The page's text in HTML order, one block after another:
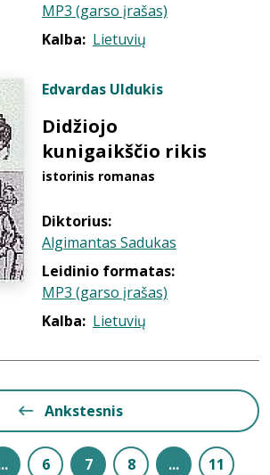
MP3 (garso įrašas)
Kalba: Lietuvių
Edvardas Uldukis
Didžiojo
kunigaikščio rikis
istorinis romanas
Diktorius:
Algimantas Sadukas
Leidinio formatas:
MP3 (garso įrašas)
Kalba: Lietuvių
Ankstesnis
6 7 8 ... 11